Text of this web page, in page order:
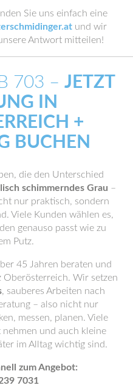
Sie uns einfach eine
und wir
Antwort mitteilen!
703 – JETZT
IN
+
BUCHEN
die den Unterschied
schimmerndes Grau –
nur praktisch, sondern
Viele Kunden wählen es,
genauso passt wie zu
Putz.
45 Jahren beraten und
Oberösterreich. Wir setzen
, sauberes Arbeiten nach
– also nicht nur
messen, planen. Viele
nehmen und auch kleine
im Alltag wichtig sind.
zum Angebot:
7031